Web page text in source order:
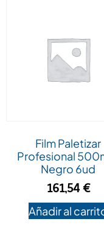
Film Paletizar
Profesional
Negro 6ud
161,54€
Añadir al